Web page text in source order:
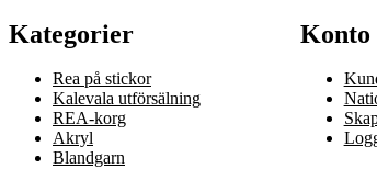
Kategorier
Rea på stickor
Kalevala utförsälning
REA-korg
Akryl
Blandgarn
Konto